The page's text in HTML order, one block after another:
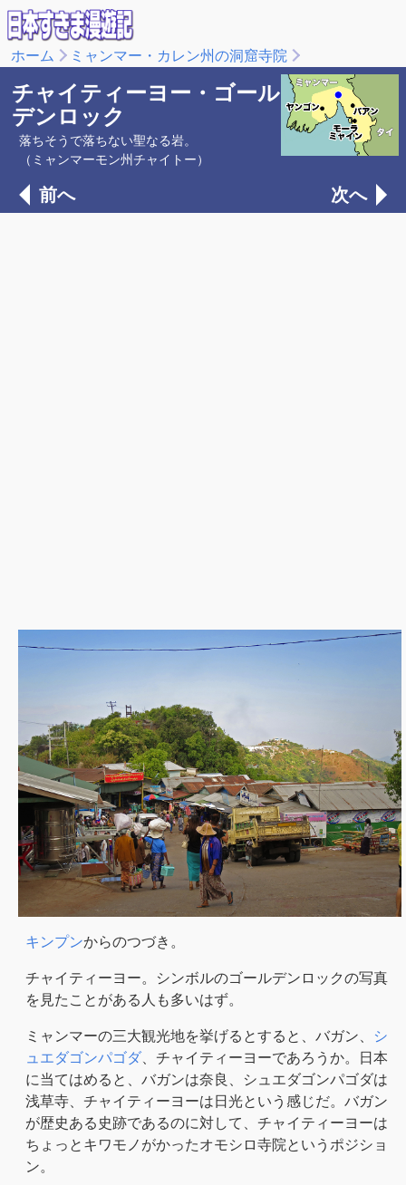
ホーム ミャンマー・カレン州の洞窟寺院
チャイティーヨー・ゴール
デンロック
落ちそうで落ちない聖なる岩。
（ミャンマーモン州チャイトー）
前へ 次へ
キンプンからのつづき。
チャイティーヨー。シンボルのゴールデンロックの写真
を見たことがある人も多いはず。
ミャンマーの三大観光地を挙げるとすると、バガン、
シ
ュエダゴンパゴダ 、チャイティーヨーであろうか。日本
に当てはめると、バガンは奈良、シュエダゴンパゴダは
浅草寺、チャイティーヨーは日光という感じだ。バガン
が歴史ある史跡であるのに対して、チャイティーヨーは
ちょっとキワモノがかったオモシロ寺院というポジショ
ン。